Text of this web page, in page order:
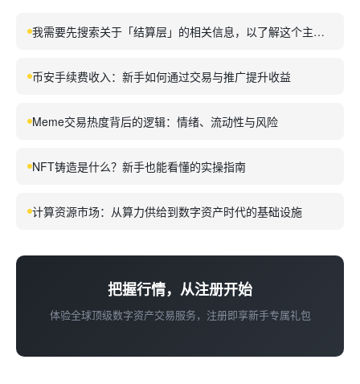
我需要先搜索关于「结算层」的相关信息，以了解这个主题
我查看另一个关于结算层的详细页面。我已经获得了关于结
息，特别是关于币安平台上的结算。我已经收集了足够的信
币安手续费收入：新手如何通过交易与推广提升收益
Meme交易热度背后的逻辑：情绪、流动性与风险
NFT铸造是什么？新手也能看懂的实操指南
计算资源市场：从算力供给到数字资产时代的基础设施
把握行情，从注册开始
体验全球顶级数字资产交易服务，注册即享新手专属礼包